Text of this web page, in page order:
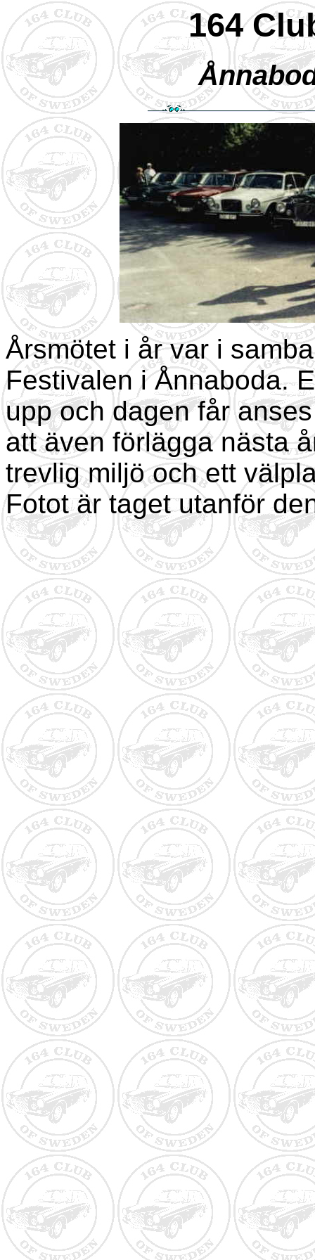
164
Årsmötet i år var i
Festivalen i Ånnaboda.
upp och dagen får
att även för­lägga nästa
trevlig miljö och ett
Fotot är taget utanför